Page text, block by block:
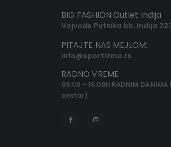
BIG FASHION Outlet Inđija
Vojvode Putnika bb, Inđija
PITAJTE NAS MEJLOM:
info@sportizmo.rs
RADNO VREME
08:00 - 16:00h RADNIM DANIMA
centar)